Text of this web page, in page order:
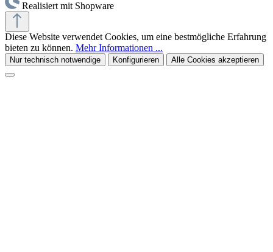
Realisiert mit Shopware
Diese Website verwendet Cookies, um eine bestmögliche Erfahrung
bieten zu können. Mehr Informationen ...
Nur technisch notwendige Konfigurieren Alle Cookies akzeptieren